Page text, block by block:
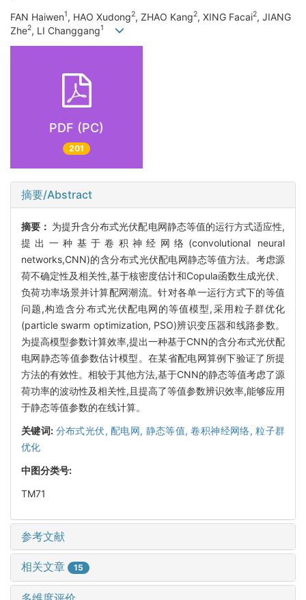
FAN Haiwen1, HAO Xudong2, ZHAO Kang2, XING Facai2, JIANG
Zhe2, LI Changgang1
PDF (PC)
201
摘要/Abstract
摘要： 为提升含分布式光伏配电网静态等值的运行方式适应性,
提出一种基于卷积神经网络(convolutional neural
networks,CNN)的含分布式光伏配电网静态等值方法。考虑源
荷不确定性及相关性,基于核密度估计和Copula函数生成光伏、
负荷功率场景并计算配网潮流。针对各单一运行方式下的等值
问题,构造含分布式光伏配电网的等值模型,采用粒子群优化
(particle swarm optimization, PSO)辨识变压器和线路参数。
为提高模型参数计算效率,提出一种基于CNN的含分布式光伏配
电网静态等值参数估计模型。在某省配电网算例下验证了所提
方法的有效性。相较于其他方法,基于CNN的静态等值考虑了源
荷功率的波动性及相关性,且提高了等值参数辨识效率,能够应用
于静态等值参数的在线计算。
关键词: 分布式光伏, 配电网, 静态等值,卷积神经网络,粒子群
优化
中图分类号:
TM71
参考文献
相关文章 15